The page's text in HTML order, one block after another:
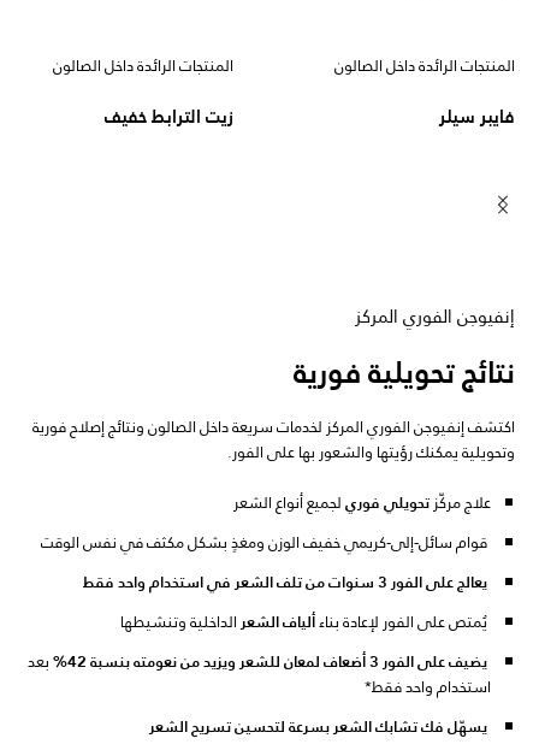
المنتجات الرائدة داخل الصالون
فايبر سيلر
المنتجات الرائدة داخل الصالون
زيت الترابط خفيف
إنفيوجن الفوري المركز
نتائج تحويلية فورية
اكتشف إنفيوجن الفوري المركز لخدمات سريعة داخل الصالون ونتائج إصلاح فورية
وتحويلية يمكنك رؤيتها والشعور بها على الفور.
علاج مركّزتحويلي فوريلجميع أنواع الشعر
قوام سائل-إلى-كريمي خفيف الوزن ومغذٍ بشكل مكثف في نفس الوقت
يعالج على الفور 3 سنوات من تلف الشعر في استخدام واحد فقط
يُمتص على الفور لإعادة بناءألياف الشعرالداخلية وتنشيطها
يضيف على الفور 3 أضعاف لمعان للشعر ويزيد من نعومته بنسبة 42%
بعد
استخدام واحد فقط*
يسهّل فك تشابك الشعر بسرعة لتحسين تسريح الشعر